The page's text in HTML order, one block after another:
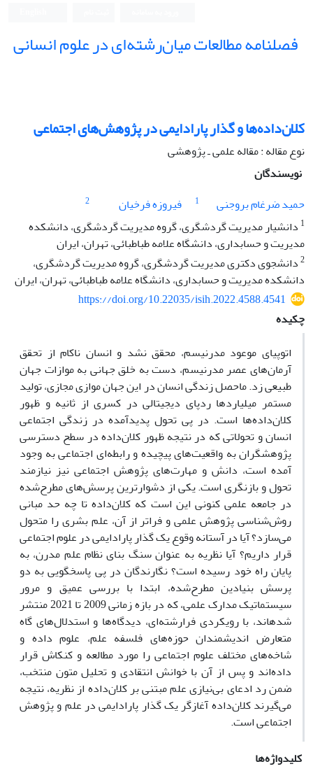
فصلنامه مطالعات میان‌رشته‌ای در علوم انسانی
کلان‌داده‌ها و گذار پارادایمی در پژوهش‌های اجتماعی
نوع مقاله : مقاله علمی ـ پژوهشی
نویسندگان
حمید ضرغام بروجنی
1 فیروزه فرخیان
2
1 دانشیار مدیریت گردشگری، گروه مدیریت گردشگری، دانشکده
مدیریت و حسابداری، دانشگاه علامه طباطبائی، تهران، ایران
2دانشجوی دکتری مدیریت گردشگری، گروه مدیریت گردشگری،
دانشکده مدیریت و حسابداری، دانشگاه علامه طباطبائی، تهران، ایران
https://doi.org/10.22035/isih.2022.4588.4541
چکیده
اتوپیای موعود مدرنیسم، محقق نشد و انسان ناکام از تحقق
آرمان‌های عصر مدرنیسم، دست به خلق جهانی به موازات جهان
طبیعی زد. ماحصل زندگی انسان در این جهان موازی مجازی، تولید
مستمر میلیاردها ردپای دیجیتالی در کسری از ثانیه و ظهور
کلان‌داده‌ها است. در پی تحول پدیدآمده در زندگی اجتماعی
انسان و تحولاتی که در نتیجه ظهور کلان‌داده در سطح دسترسی
پژوهشگران به واقعیت‌های پیچیده و رابطه‌ای اجتماعی به وجود
آمده است، دانش و مهارت‌های پژوهش اجتماعی نیز نیازمند
تحول و بازنگری است. یکی از دشوارترین پرسش‌های مطرح‌شده
در جامعه علمی کنونی این است که کلان‌داده تا چه حد مبانی
روش‌شناسی پژوهش علمی و فراتر از آن، علم بشری را متحول
می‌سازد؟ آیا در آستانه وقوع یک گذار پارادایمی در علوم اجتماعی
قرار داریم؟ آیا نظریه به عنوان سنگ بنای نظام علم مدرن، به
پایان راه خود رسیده است؟ نگارندگان در پی پاسخگویی به دو
پرسش بنیادین مطرح‌شده، ابتدا با بررسی عمیق و مرور
سیستماتیک مدارک علمی، که در بازه زمانی 2009 تا 2021 منتشر
شده‍اند، با رویکردی فرارشته‌ای، دیدگاه‌ها و استدلال‌های گاه
متعارض اندیشمندان حوزه‌های فلسفه علم، علوم داده و
شاخه‌های مختلف علوم اجتماعی را مورد مطالعه و کنکاش قرار
داده‌اند و پس از آن با خوانش انتقادی و تحلیل متون منتخب،
ضمن رد ادعای بی‌نیازی علم مبتنی بر کلان‌داده از نظریه، نتیجه
می‌گیرند کلان‌داده آغازگر یک گذار پارادایمی در علم و پژوهش
اجتماعی است.
کلیدواژه‌ها